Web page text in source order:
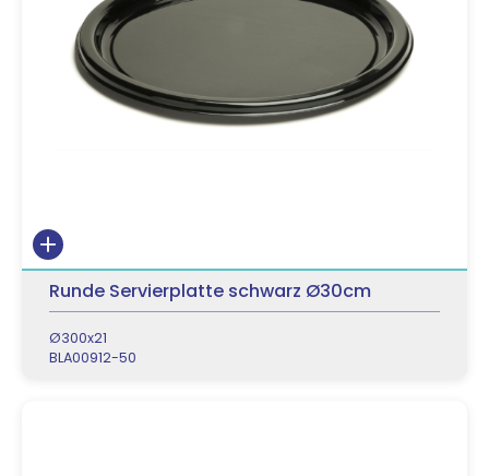
Runde Servierplatte schwarz Ø30cm
Ø300x21
BLA00912-50